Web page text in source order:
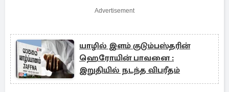
Advertisement
யாழில் இளம் குடும்பஸ்தரின்
ஹெரோயின் பாவனை :
இறுதியில் நடந்த விபரீதம்